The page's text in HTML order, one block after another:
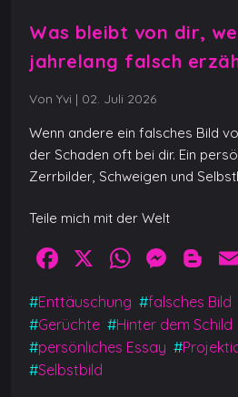
Was bleibt von dir,
jahrelang falsch
Von Yvi | 02. Juli 2026
Wenn andere ein falsches Bild
der Schaden oft bei dir. Ein
Zerrbilder, Schweigen und
Teile mich mit der Welt
F
a
c
e
b
X
W
h
at
s
M
e
ss
e
Bl
o
g
g
#Enttäuschung #falsches Bild
#Gerüchte #Hinter dem Schild
#persönliches Essay #
#Selbstbild